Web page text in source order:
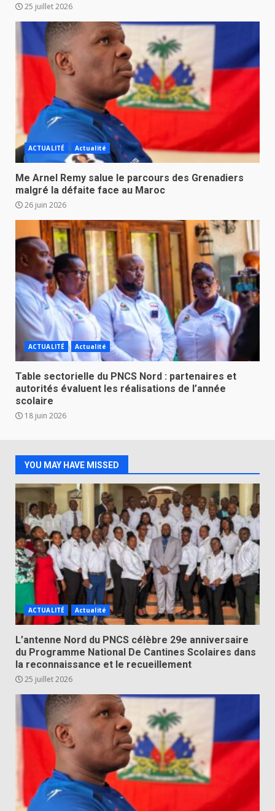
25 juillet 2026
ACTUALITÉ Actualité
Me Arnel Remy salue le parcours des Grenadiers
malgré la défaite face au Maroc
26 juin 2026
ACTUALITÉ Actualité
Table sectorielle du PNCS Nord : partenaires et
autorités évaluent les réalisations de l’année
scolaire
18 juin 2026
YOU MAY HAVE MISSED
ACTUALITÉ Actualité
L’antenne Nord du PNCS célèbre 29e anniversaire
du Programme National De Cantines Scolaires dans
la reconnaissance et le recueillement
25 juillet 2026